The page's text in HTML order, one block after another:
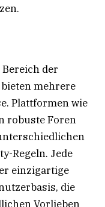
der
mehrere
Plattformen wie
robuste Foren
Regeln. Jede
einzigartige
die
Vorlieben